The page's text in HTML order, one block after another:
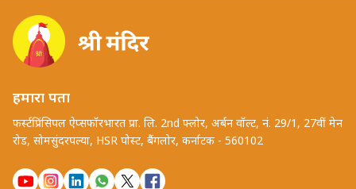
हमारा पता
फर्स्टप्रिंसिपल ऐप्सफॉरभारत प्रा. लि. 2nd फ्लोर, अर्बन वॉल्ट, नं. 29/1, 27वीं मेन
रोड, सोमसुंदरपल्या, HSR पोस्ट, बैंगलोर, कर्नाटक - 560102